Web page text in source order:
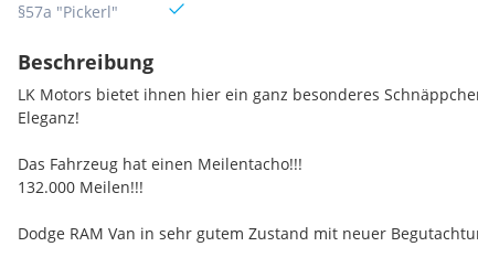
§57a "Pickerl"
Beschreibung
LK Motors bietet ihnen hier ein ganz besonderes
Eleganz!
Das Fahrzeug hat einen Meilentacho!!!
132.000 Meilen!!!
Dodge RAM Van in sehr gutem Zustand mit neuer